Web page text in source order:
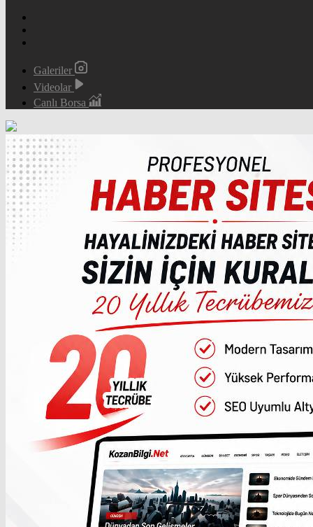
Galeriler
Videolar
Canlı Borsa